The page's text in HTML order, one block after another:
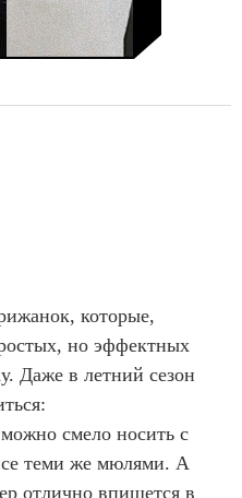
которые,
но эффектных
Даже в летний сезон
смело носить с
теми же мюлями. А
отлично впишется в